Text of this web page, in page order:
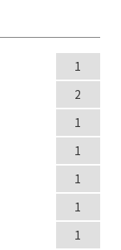
1
2
1
1
1
1
1